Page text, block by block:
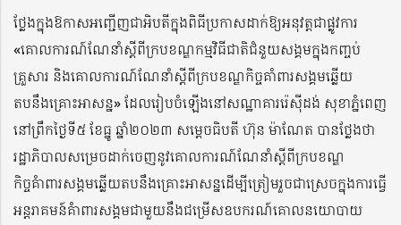
ថ្លែងក្នុងឱកាសអញ្ជើញជាអិបតីក្នុងពិធីប្រកាសដាក់ឱ្យអនុវត្តជាផ្លូវការ
«គោលការណ៍ណែនាំស្ដីពីក្របខណ្ឌកម្មវិធីជាតិជំនួយសង្គមក្នុងកញ្ចប់
គ្រួសារ និងគោលការណ៍ណែនាំស្ដីពីក្របខណ្ឌកិច្ចគាំពារសង្គមឆ្លើយ
តបនឹងគ្រោះអាសន្ន» ដែលរៀបចំឡើងនៅសណ្ឋាគាររ៉េស៊ីដង់ សុខាភ្នំពេញ
នៅព្រឹកថ្ងៃទី៥ ខែធ្នូ ឆ្នាំ២០២៣ សម្តេចធិបតី ហ៊ុន ម៉ាណែត បានថ្លែងថា
រដ្ឋាភិបាលសម្រេចដាក់ចេញនូវគោលការណ៍ណែនាំស្តីពីក្របខណ្ឌ
កិច្ចគំាពារសង្គមឆ្លើយតបនឹងគ្រោះអាសន្នដើម្បីត្រៀមរួចជាស្រេចក្នុងការធ្វើ
អន្តរាគមន៍គំាពារសង្គមជាមួយនឹងជម្រើសឧបករណ៍គោលនយោបាយ